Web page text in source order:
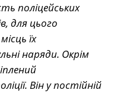
поліцейських
для цього
їх
наряди. Окрім
Він у постійній